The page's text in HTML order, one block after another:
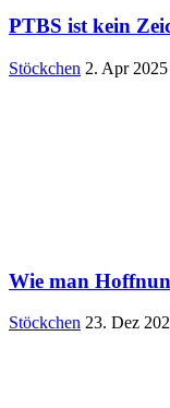
PTBS ist kein
Stöckchen 2. Apr 2025
Wie man
Stöckchen 23. Dez